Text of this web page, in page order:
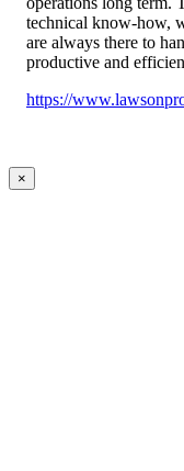
technical know-how,
are always there to
productive and
https://
×